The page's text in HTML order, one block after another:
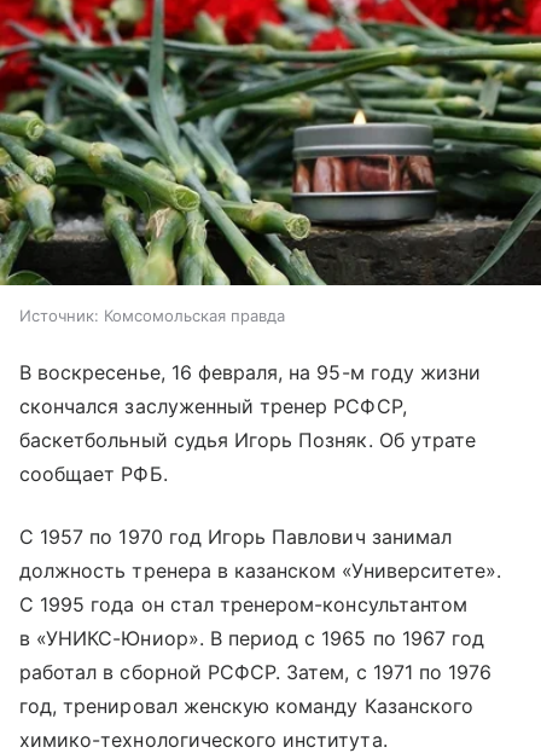
Источник: Комсомольская правда
В воскресенье, 16 февраля, на 95-м году жизни
скончался заслуженный тренер РСФСР,
баскетбольный судья Игорь Позняк. Об утрате
сообщает РФБ.
С 1957 по 1970 год Игорь Павлович занимал
должность тренера в казанском «Университете».
С 1995 года он стал тренером-консультантом
в «УНИКС-Юниор». В период с 1965 по 1967 год
работал в сборной РСФСР. Затем, с 1971 по 1976
год, тренировал женскую команду Казанского
химико-технологического института.